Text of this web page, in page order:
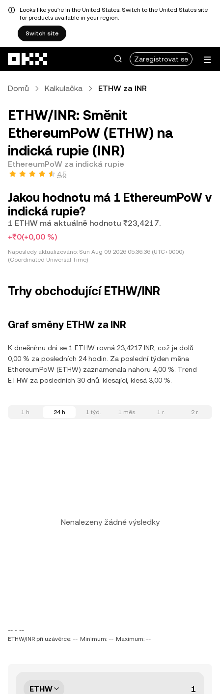
Looks like you're in the United States. Switch to the United States site
for products available in your region.
Switch site
Zaregistrovat se
Domů Kalkulačka ETHW za INR
ETHW/INR: Směnit
EthereumPoW (ETHW) na
indická rupie (INR)
EthereumPoW za indická rupie
4,5
Jakou hodnotu má 1 EthereumPoW v
indická rupie?
1 ETHW má aktuálně hodnotu ₹23,4217.
+₹0(+0,00 %)
Naposledy aktualizováno: Sun Aug 09 2026 05:36:36 (UTC+0000)
(Coordinated Universal Time)
Trhy obchodující ETHW/INR
Graf směny ETHW za INR
K dnešnímu dni se 1 ETHW rovná 23,4217 INR, což je dolů
0,00 % za posledních 24 hodin. Za poslední týden měna
EthereumPoW (ETHW) zaznamenala nahoru 4,00 %. Trend
ETHW za posledních 30 dnů: klesající, klesá 3,00 %.
1 h 24 h 1 týd. 1 měs. 1 r. 2 r.
Nenalezeny žádné výsledky
-- ~ --
ETHW/INR při uzávěrce: -- Minimum: -- Maximum: --
ETHW